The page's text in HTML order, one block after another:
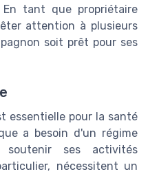
tant que propriétaire
attention à plusieurs
soit prêt pour ses
essentielle pour la santé
a besoin d'un régime
ses activités
nécessitent un